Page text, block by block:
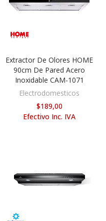
AÑADIR AL CARRITO
Extractor De Olores HOME
90cm De Pared Acero
Inoxidable CAM-1071
Electrodomesticos
$189,00
Efectivo Inc. IVA